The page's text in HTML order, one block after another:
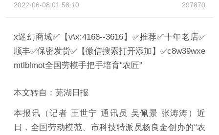
2022-06-08 01:58:10 297870
x迷幻商城✅【v\x:4168--3616】✅推荐✅十年老店✅
顺丰✅保密发货✅【微信搜索打开添加】✅c8w39wxe
mtlblmot全国劳模手把手培育“农匠”
本文转自：芜湖日报
本报讯（记者 王世宁 通讯员 吴佩景 张涛涛）近
日，全国劳动模范、市科技特派员杨良金创办的“农